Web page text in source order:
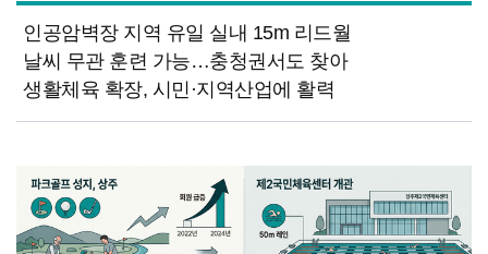
인공암벽장 지역 유일 실내 15m 리드월
날씨 무관 훈련 가능…충청권서도 찾아
생활체육 확장, 시민·지역산업에 활력